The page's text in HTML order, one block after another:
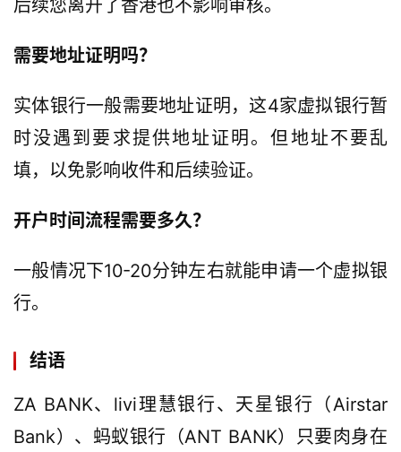
后续您离开了香港也不影响审核。
需要地址证明吗？
实体银行一般需要地址证明，这4家虚拟银行暂
时没遇到要求提供地址证明。但地址不要乱
填，以免影响收件和后续验证。
开户时间流程需要多久？
一般情况下10-20分钟左右就能申请一个虚拟银
行。
结语
ZA BANK、livi理慧银行、天星银行（Airstar
Bank）、蚂蚁银行（ANT BANK）只要肉身在